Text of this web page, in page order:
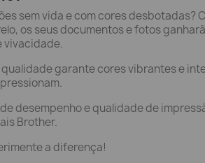
sem vida e com cores desbotadas?
os seus documentos e fotos
vivacidade.
garante cores vibrantes e
desempenho e qualidade de
Brother.
a diferença!